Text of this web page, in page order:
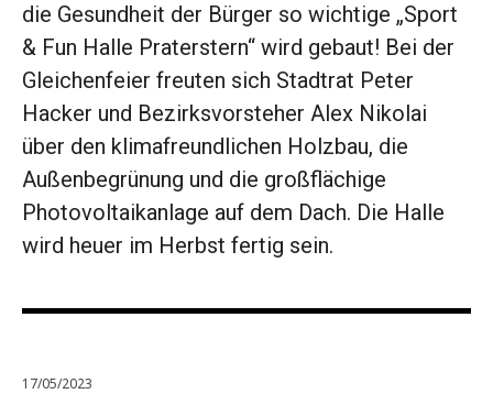
die Gesundheit der Bürger so wichtige „Sport
& Fun Halle Praterstern“ wird gebaut! Bei der
Gleichenfeier freuten sich Stadtrat Peter
Hacker und Bezirksvorsteher Alex Nikolai
über den klimafreundlichen Holzbau, die
Außenbegrünung und die großflächige
Photovoltaikanlage auf dem Dach. Die Halle
wird heuer im Herbst fertig sein.
17/05/2023